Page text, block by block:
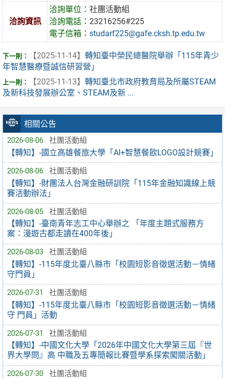
相關公告
2026-08-06 社團活動組
【轉知】-國立高雄餐旅大學「AI+智慧餐飲LOGO設計競賽」
2026-08-06 社團活動組
【轉知】-財團法人台灣金融研訓院「115年金融知識線上競
賽活動辦法」
2026-08-05 社團活動組
【轉知】-臺南青年志工中心舉辦之 「年度主題式服務方
案：漫遊古都走讀在400年後」
2026-08-03 社團活動組
【轉知】-115年度北臺八縣市「校園短影音徵選活動－情緒
守門員」
2026-07-31 社團活動組
【轉知】-115年度北臺八縣市「校園短影音徵選活動－情緒
守 門員」活動
2026-07-31 社團活動組
【轉知】-中國文化大學「2026年中國文化大學第三屆『世
界大學問』高 中職及五專簡報比賽暨學系探索闖關活動」
2026-07-30 社團活動組
洽詢資訊
洽詢單位：社團活動組
洽詢電話：23216256#225
電子信箱：studarf225@gafe.cksh.tp.edu.tw
【2025-11-14】 轉知臺中榮民總醫院舉辦「115年青少
年智慧醫療暨誠信研習營」
【2025-11-13】 轉知臺北市政府教育局及所屬STEAM
及新科技發展辦公室、STEAM及新 ...